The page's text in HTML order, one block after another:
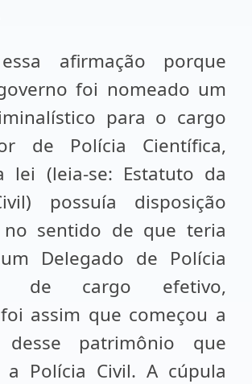
afirmação porque
foi nomeado um
para o cargo
de Polícia Científica,
lei (leia-se: Estatuto da
possuía disposição
no sentido de que teria
Delegado de Polícia
de cargo efetivo,
assim que começou a
desse patrimônio que
a Polícia Civil. A cúpula